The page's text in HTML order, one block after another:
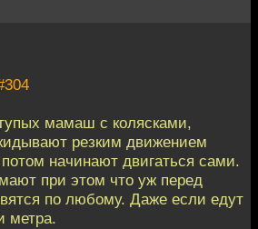
мамаш с колясками,
резким движением
начинают двигаться сами.
при этом что уж перед
по любому. Даже если едут
метра.